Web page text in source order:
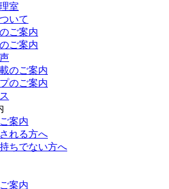
室
いて
ご案内
ご案内
のご案内
のご案内
案内
れる方へ
ちでない方へ
案内